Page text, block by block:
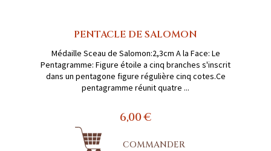
PENTACLE DE SALOMON
Médaille Sceau de Salomon:2,3cm A la Face: Le
Pentagramme: Figure étoile a cinq branches s'inscrit
dans un pentagone figure régulière cinq cotes.Ce
pentagramme réunit quatre ...
6,00 €
COMMANDER